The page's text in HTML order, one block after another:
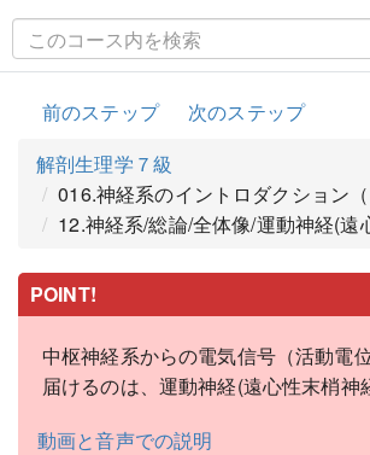
前のステップ
次のステップ
解剖生理学７級
016.神経系のイントロダクション（
12.神経系/総論/全体像/運動神経(遠
POINT!
中枢神経系からの電気信号（活動電
届けるのは、運動神経(遠心性末梢神
動画と音声での説明